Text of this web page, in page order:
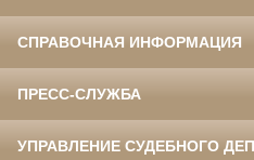
СПРАВОЧНАЯ ИНФОРМАЦИЯ
ПРЕСС-СЛУЖБА
УПРАВЛЕНИЕ СУДЕБНОГО